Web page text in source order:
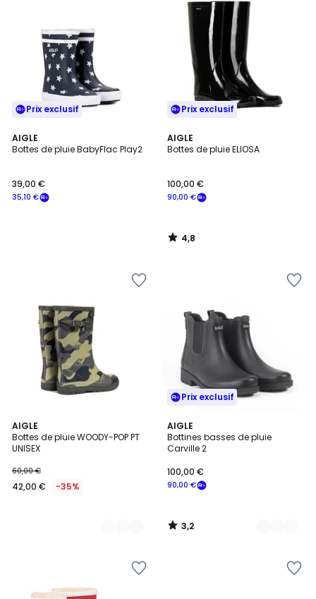
Prix exclusif
AIGLE
Bottes de pluie BabyFlac Play2
35,10 €
39,00 €
Prix exclusif
AIGLE
Bottes de pluie ELIOSA
90,00 €
100,00 €
4,8
/ 5
4,8
/
AIGLE
Bottes de pluie WOODY-POP PT
UNISEX
60,00 €
42,00 € -35%
2
Couleurs
Prix exclusif
AIGLE
Bottines basses de pluie
Carville 2
90,00 €
100,00 €
3,2
/ 5
2
Couleurs
3,2
/